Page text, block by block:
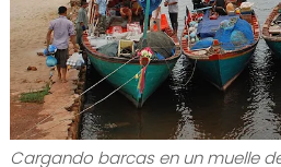
Cargando barcas en un muelle